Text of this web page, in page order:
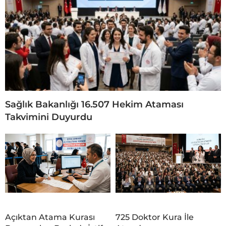
Sağlık Bakanlığı 16.507 Hekim Ataması
Takvimini Duyurdu
Açıktan Atama Kurası
725 Doktor Kura İle